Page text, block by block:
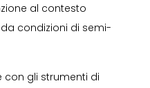
al contesto
condizioni di semi-
gli strumenti di